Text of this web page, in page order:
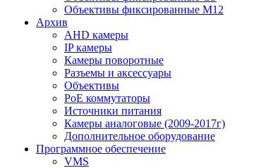
Объективы фиксированные М12
Архив
AHD камеры
IP камеры
Камеры поворотные
Разъемы и аксессуары
Объективы
PoE коммутаторы
Источники питания
Камеры аналоговые (2009-2017г)
Дополнительное оборудование
Программное обеспечение
VMS